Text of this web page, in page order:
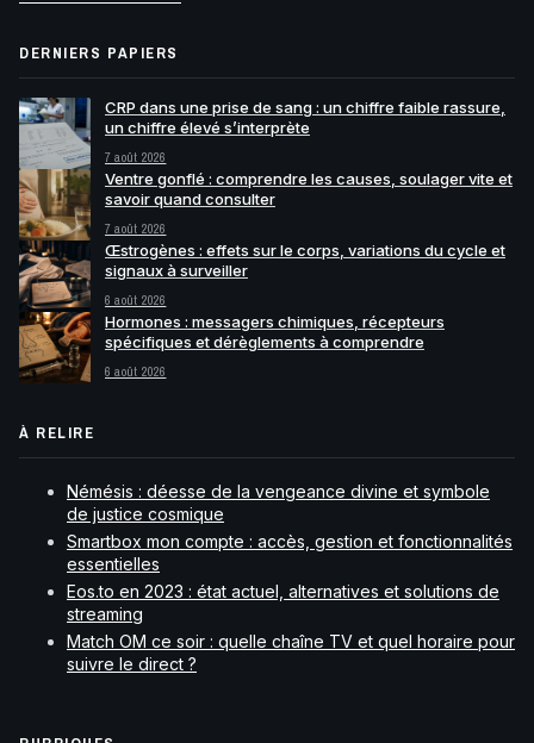
DERNIERS PAPIERS
CRP dans une prise de sang : un chiffre faible rassure,
un chiffre élevé s’interprète
7 août 2026
Ventre gonflé : comprendre les causes, soulager vite et
savoir quand consulter
7 août 2026
Œstrogènes : effets sur le corps, variations du cycle et
signaux à surveiller
6 août 2026
Hormones : messagers chimiques, récepteurs
spécifiques et dérèglements à comprendre
6 août 2026
À RELIRE
Némésis : déesse de la vengeance divine et symbole
de justice cosmique
Smartbox mon compte : accès, gestion et fonctionnalités
essentielles
Eos.to en 2023 : état actuel, alternatives et solutions de
streaming
Match OM ce soir : quelle chaîne TV et quel horaire pour
suivre le direct ?